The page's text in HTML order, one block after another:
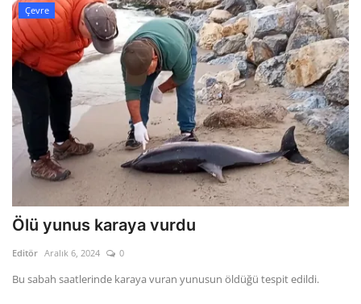
Çevre
Ölü yunus karaya vurdu
Editör Aralık 6, 2024 0
Bu sabah saatlerinde karaya vuran yunusun öldüğü tespit edildi.